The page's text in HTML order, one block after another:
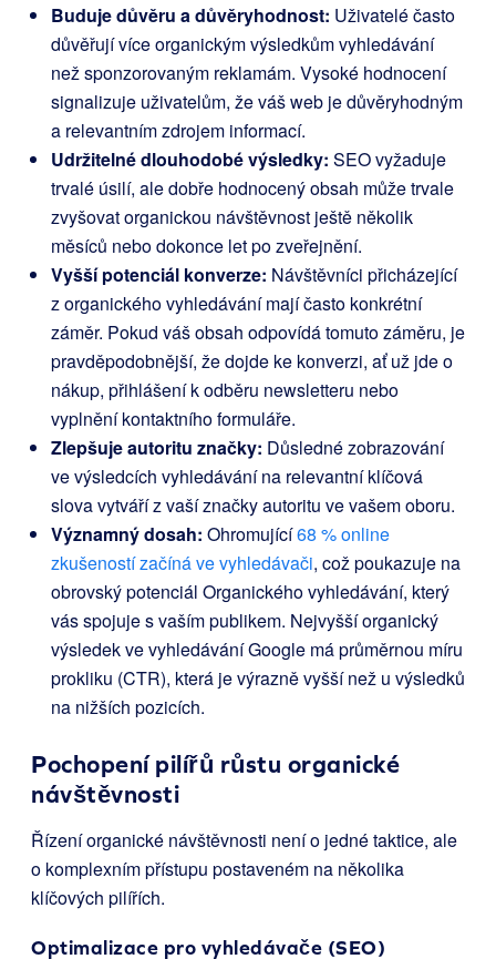
Buduje důvěru a důvěryhodnost: Uživatelé často
důvěřují více organickým výsledkům vyhledávání
než sponzorovaným reklamám. Vysoké hodnocení
signalizuje uživatelům, že váš web je důvěryhodným
a relevantním zdrojem informací.
Udržitelné dlouhodobé výsledky: SEO vyžaduje
trvalé úsilí, ale dobře hodnocený obsah může trvale
zvyšovat organickou návštěvnost ještě několik
měsíců nebo dokonce let po zveřejnění.
Vyšší potenciál konverze: Návštěvníci přicházející
z organického vyhledávání mají často konkrétní
záměr. Pokud váš obsah odpovídá tomuto záměru, je
pravděpodobnější, že dojde ke konverzi, ať už jde o
nákup, přihlášení k odběru newsletteru nebo
vyplnění kontaktního formuláře.
Zlepšuje autoritu značky: Důsledné zobrazování
ve výsledcích vyhledávání na relevantní klíčová
slova vytváří z vaší značky autoritu ve vašem oboru.
Významný dosah: Ohromující68 % online
zkušeností začíná ve vyhledávači, což poukazuje na
obrovský potenciál Organického vyhledávání, který
vás spojuje s vaším publikem. Nejvyšší organický
výsledek ve vyhledávání Google má průměrnou míru
prokliku (CTR), která je výrazně vyšší než u výsledků
na nižších pozicích.
Pochopení pilířů růstu organické
návštěvnosti
Řízení organické návštěvnosti není o jedné taktice, ale
o komplexním přístupu postaveném na několika
klíčových pilířích.
Optimalizace pro vyhledávače (SEO)